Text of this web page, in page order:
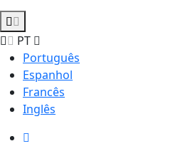
PT
Português
Espanhol
Francês
Inglês